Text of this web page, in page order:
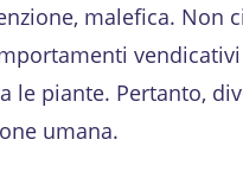
malefica. Non
le piante. Pertanto,
umana.